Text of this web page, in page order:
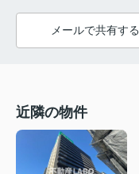
メールで共有する
近隣の物件